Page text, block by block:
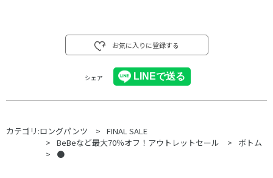
お気に入りに登録する
シェア
カテゴリ:ロングパンツ
FINAL SALE
BeBeなど最大70％オフ！アウトレットセール
ボトム
●